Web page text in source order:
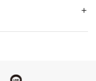
着心地。
がオススメ。